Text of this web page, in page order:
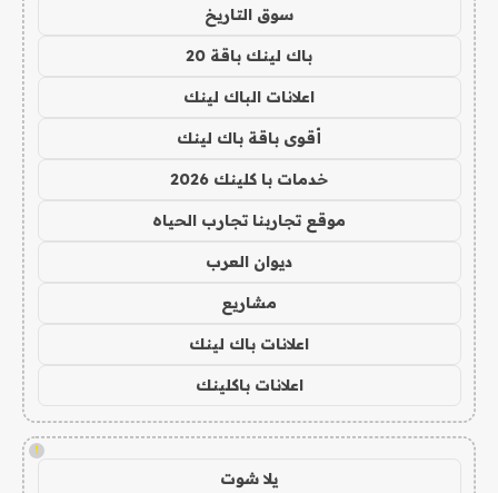
سوق التاريخ
باك لينك باقة 20
اعلانات الباك لينك
أقوى باقة باك لينك
خدمات با كلينك 2026
موقع تجاربنا تجارب الحياه
ديوان العرب
مشاريع
اعلانات باك لينك
اعلانات باكلينك
!
يلا شوت